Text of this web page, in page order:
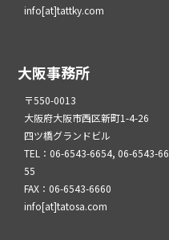
info[at]tattky.com
大阪事務所
〒550-0013
大阪府大阪市西区新町1-4-26
四ツ橋グランドビル
TEL：06-6543-6654, 06-6543-66
55
FAX：06-6543-6660
info[at]tatosa.com